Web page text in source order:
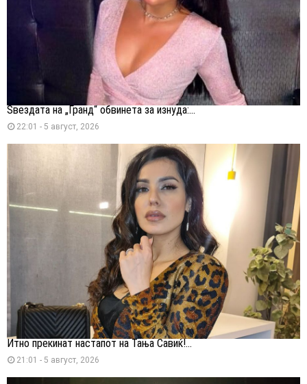
Ѕвездата на „Гранд“ обвинета за изнуда:...
22:01 - 5 август, 2026
Итно прекинат настапот на Тања Савиќ!...
21:01 - 5 август, 2026